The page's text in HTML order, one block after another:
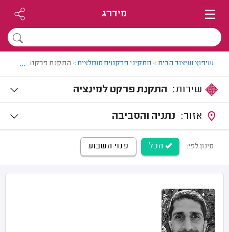
מידרג
שיפוץ ועיצוב הבית> מתקיני פרקטים מומלצים> התקנת פרקט בשרון
...
התקנת פרקט למינציה
נתניה והסביבה
סינון לפי: הכל פנוי השבוע